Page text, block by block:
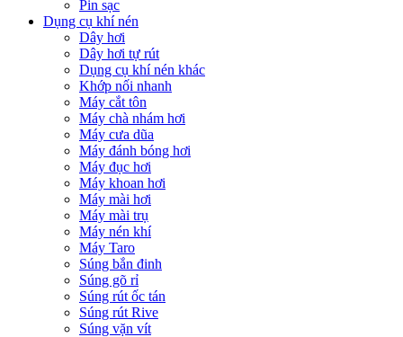
Pin sạc
Dụng cụ khí nén
Dây hơi
Dây hơi tự rút
Dụng cụ khí nén khác
Khớp nối nhanh
Máy cắt tôn
Máy chà nhám hơi
Máy cưa dũa
Máy đánh bóng hơi
Máy đục hơi
Máy khoan hơi
Máy mài hơi
Máy mài trụ
Máy nén khí
Máy Taro
Súng bắn đinh
Súng gõ rỉ
Súng rút ốc tán
Súng rút Rive
Súng vặn vít